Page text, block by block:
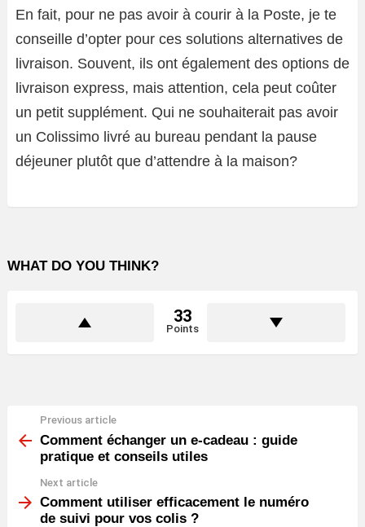
En fait, pour ne pas avoir à courir à la Poste, je te
conseille d’opter pour ces solutions alternatives de
livraison. Souvent, ils ont également des options de
livraison express, mais attention, cela peut coûter
un petit supplément. Qui ne souhaiterait pas avoir
un Colissimo livré au bureau pendant la pause
déjeuner plutôt que d’attendre à la maison?
WHAT DO YOU THINK?
33
Points
more
Previous article
Comment échanger un e-cadeau : guide
pratique et conseils utiles
Next article
Comment utiliser efficacement le numéro
de suivi pour vos colis ?